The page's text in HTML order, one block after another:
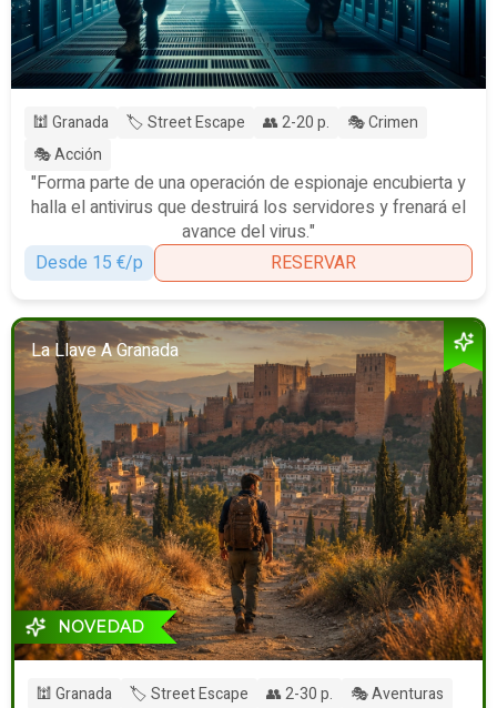
🕍 Granada 🏷️ Street Escape 👥 2-20 p.
🎭 Crimen
🎭 Acción
"Forma parte de una operación de espionaje encubierta y
halla el antivirus que destruirá los servidores y frenará el
avance del virus."
Desde 15 €/p
RESERVAR
La Llave A Granada
NOVEDAD
🕍 Granada 🏷️ Street Escape 👥 2-30 p.
🎭 Aventuras